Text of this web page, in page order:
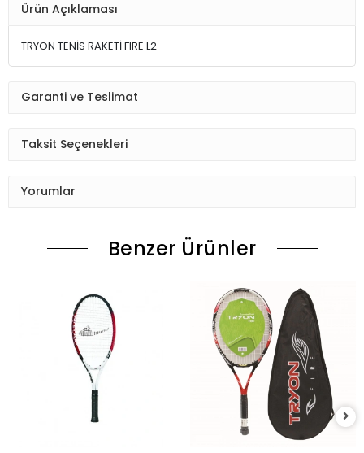
Ürün Açıklaması
TRYON TENİS RAKETİ FIRE L2
Garanti ve Teslimat
Taksit Seçenekleri
Yorumlar
Benzer Ürünler